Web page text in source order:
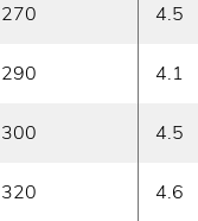
270 4.5
290 4.1
300 4.5
320 4.6